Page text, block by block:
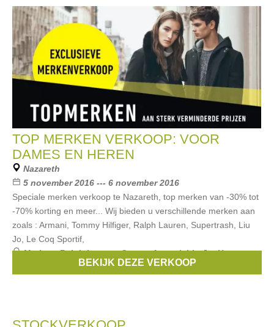
TOP MERKEN VERKOOP: VOOR
DAMES EN HEREN
Nazareth
5 november 2016 --- 6 november 2016
Speciale merken verkoop te Nazareth, top merken van -30% tot
-70% korting en meer... Wij bieden u verschillende merken aan
zoals : Armani, Tommy Hilfiger, Ralph Lauren, Supertrash, Liu
Jo, Le Coq Sportif,
Merken:Ralph Lauren,Guess,Armani,Liu Jo,Hugo
BEKIJK DEZE VERKOOP